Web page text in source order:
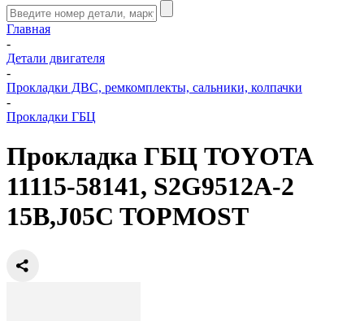
Главная
-
Детали двигателя
-
Прокладки ДВС, ремкомплекты, сальники, колпачки
-
Прокладки ГБЦ
Прокладка ГБЦ TOYOTA
11115-58141, S2G9512A-2
15B,J05C TOPMOST